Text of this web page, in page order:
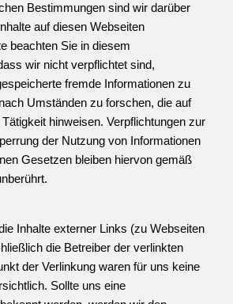
Bestimmungen sind wir darüber
auf diesen Webseiten
beachten Sie in diesem
wir nicht verpflichtet sind,
fremde Informationen zu
Umständen zu forschen, die auf
hinweisen. Verpflichtungen zur
der Nutzung von Informationen
Gesetzen bleiben hiervon gemäß
Inhalte externer Links (zu Webseiten
die Betreiber der verlinkten
der Verlinkung waren für uns keine
Sollte uns eine